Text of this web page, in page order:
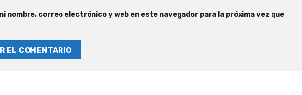
nombre, correo electrónico y web en este navegador para la próxima vez que